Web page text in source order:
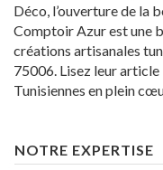
Déco, l’ouverture de la
Comptoir Azur est une
créations artisanales
75006. Lisez leur article
Tunisiennes en plein
NOTRE EXPERTISE